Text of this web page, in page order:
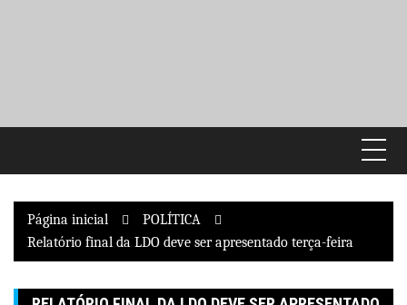
Página inicial
POLÍTICA
Relatório final da LDO deve ser apresentado terça-feira